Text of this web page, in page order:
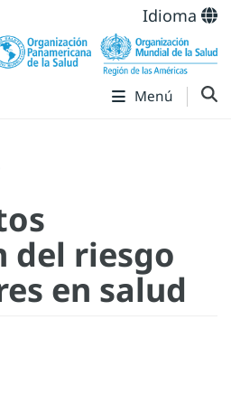
Idioma
Menú
del riesgo
en salud